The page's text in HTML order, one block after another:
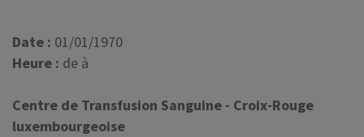
Date : 01/01/1970
Heure : de à
Centre de Transfusion Sanguine - Croix-Rouge
luxembourgeoise